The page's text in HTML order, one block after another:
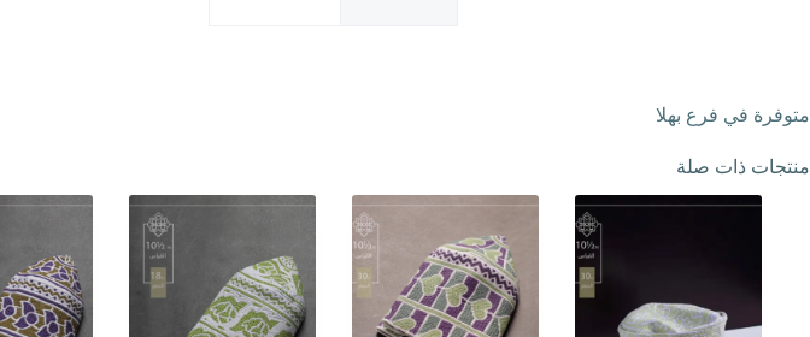
متوفرة في فرع بهلا
منتجات ذات صلة